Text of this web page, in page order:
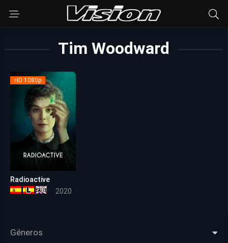
Tim Woodward
HD 1080p
Radioactive
2020
Géneros